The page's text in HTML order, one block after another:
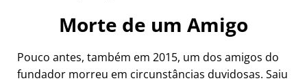
Morte de um Amigo
Pouco antes, também em 2015, um dos amigos do
fundador morreu em circunstâncias duvidosas. Saiu